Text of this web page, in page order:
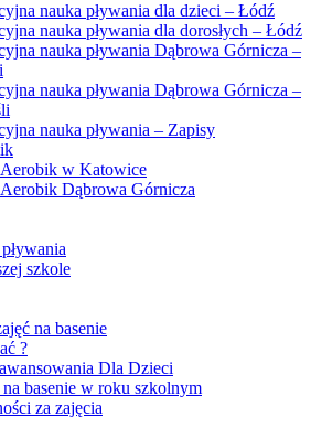
nauka pływania dla dzieci – Łódź
nauka pływania dla dorosłych – Łódź
nauka pływania Dąbrowa Górnicza –
nauka pływania Dąbrowa Górnicza –
nauka pływania – Zapisy
w Katowice
Dąbrowa Górnicza
szkole
na basenie
?
Dla Dzieci
basenie w roku szkolnym
za zajęcia